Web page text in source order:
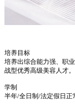
培养目标
培养出综合能力强、职
战型优秀高级美容人才。
学制
半年/全日制/法定假日正